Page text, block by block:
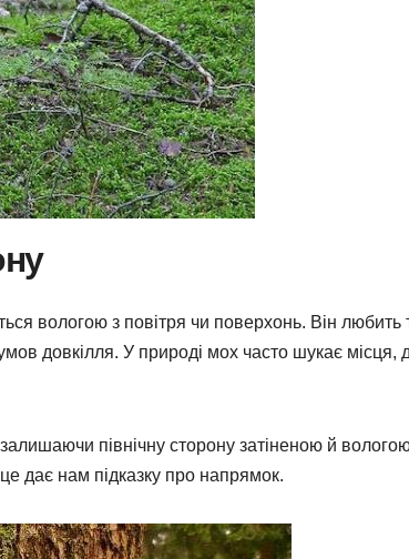
вологою з повітря чи поверхонь. Він любить
довкілля. У природі мох часто шукає місця,
залишаючи північну сторону затіненою й
дає нам підказку про напрямок.